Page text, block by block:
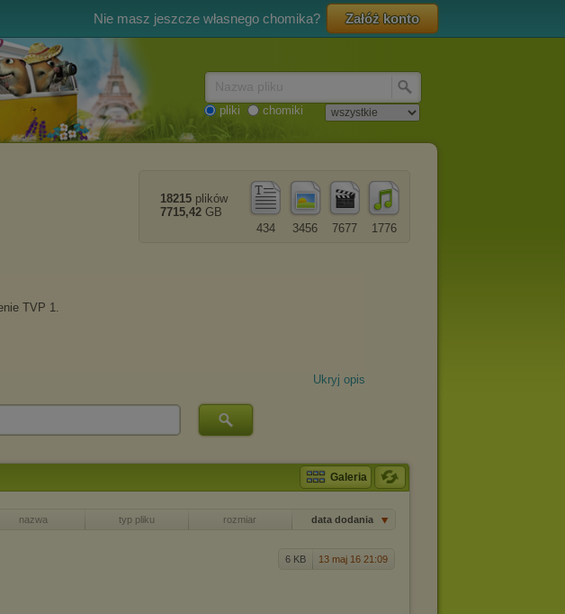
Nie masz jeszcze własnego chomika? Załóż konto
pliki chomiki
1776
7677
3456
434
18215 plików
7715,42 GB
Ukryj opis
Galeria
nazwa typ pliku rozmiar data dodania
6 KB 13 maj 16 21:09